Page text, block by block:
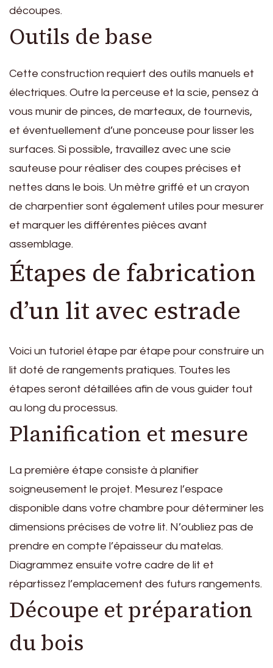
découpes.
Outils de base
Cette construction requiert des outils manuels et
électriques. Outre la perceuse et la scie, pensez à
vous munir de pinces, de marteaux, de tournevis,
et éventuellement d’une ponceuse pour lisser les
surfaces. Si possible, travaillez avec une scie
sauteuse pour réaliser des coupes précises et
nettes dans le bois. Un mètre griffé et un crayon
de charpentier sont également utiles pour mesurer
et marquer les différentes pièces avant
assemblage.
Étapes de fabrication
d’un lit avec estrade
Voici un tutoriel étape par étape pour construire un
lit doté de rangements pratiques. Toutes les
étapes seront détaillées afin de vous guider tout
au long du processus.
Planification et mesure
La première étape consiste à planifier
soigneusement le projet. Mesurez l’espace
disponible dans votre chambre pour déterminer les
dimensions précises de votre lit. N’oubliez pas de
prendre en compte l’épaisseur du matelas.
Diagrammez ensuite votre cadre de lit et
répartissez l’emplacement des futurs rangements.
Découpe et préparation
du bois